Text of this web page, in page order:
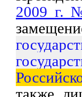
2009 г.